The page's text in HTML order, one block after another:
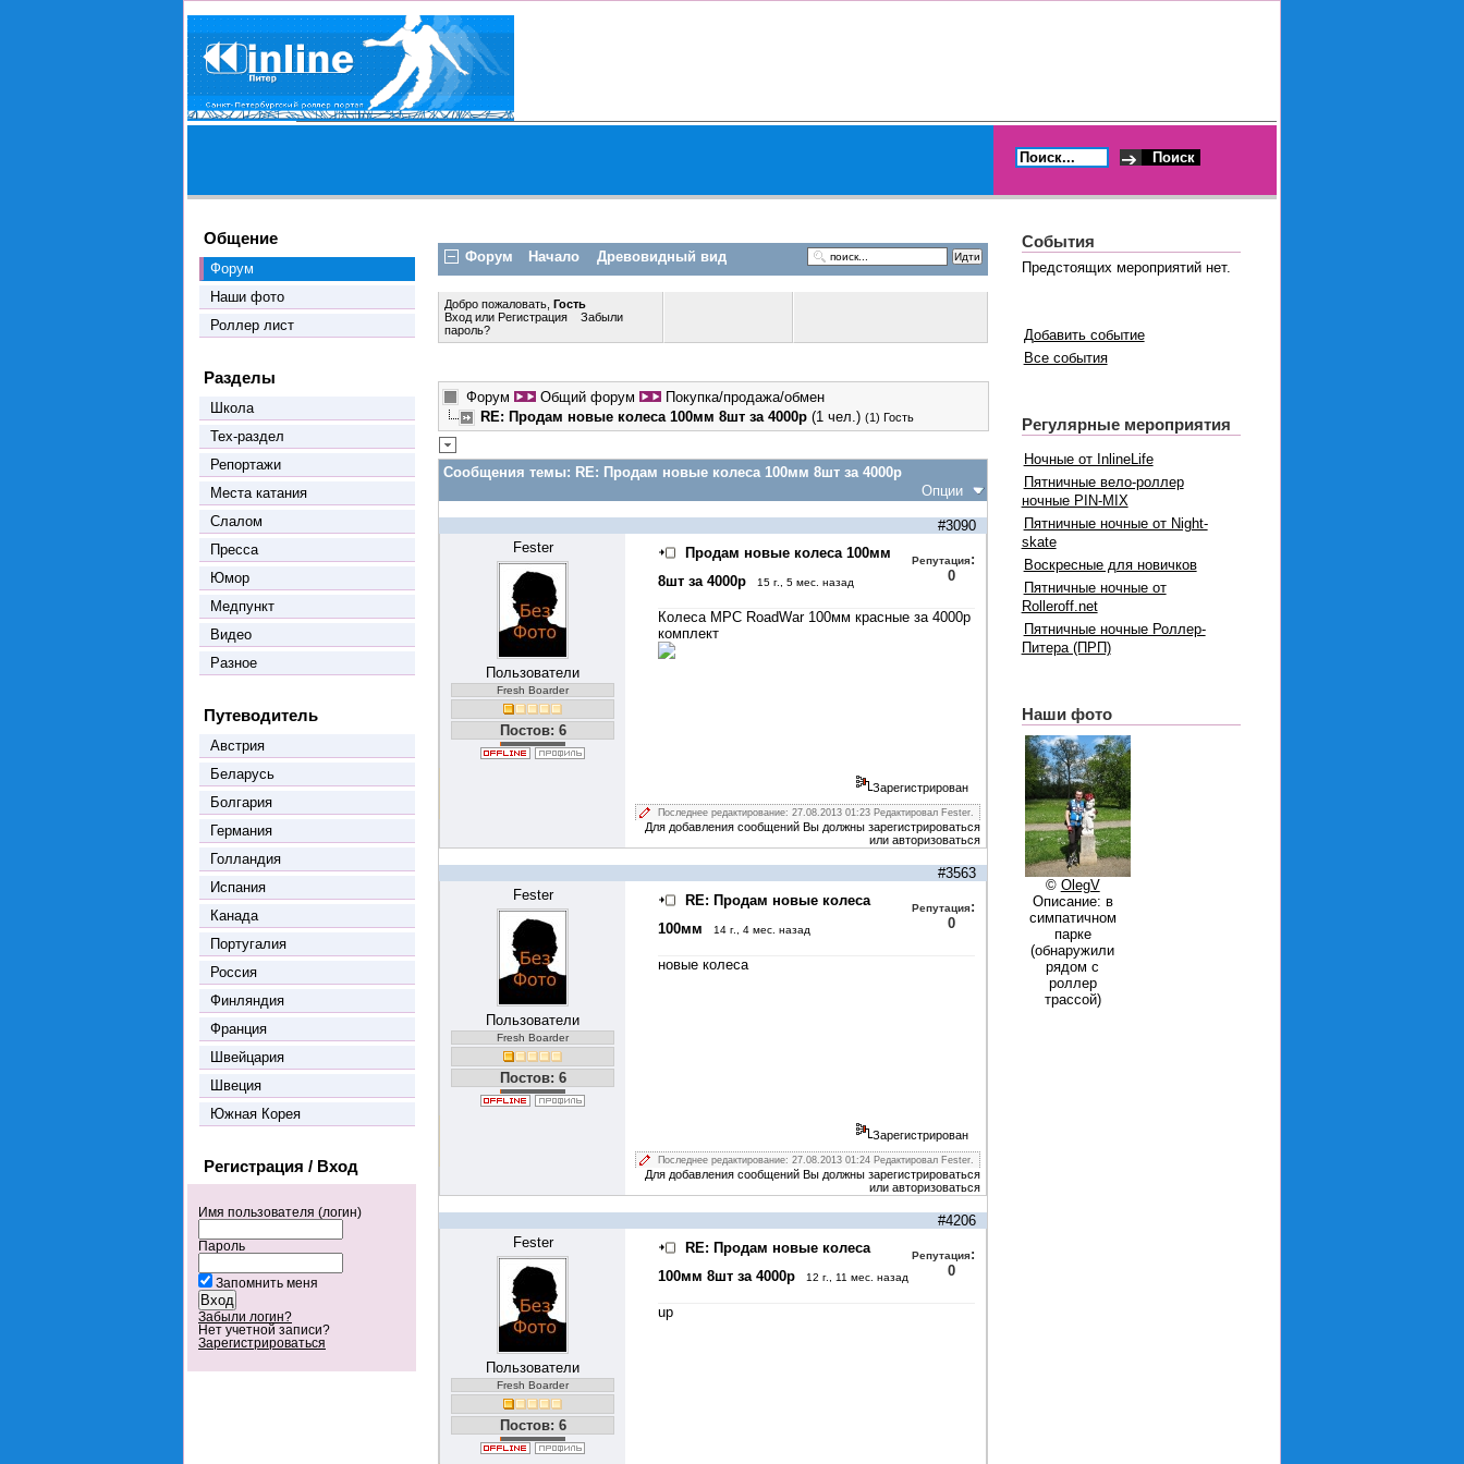
Общение
Форум
Наши фото
Роллер лист
Разделы
Школа
Тех-раздел
Репортажи
Места катания
Слалом
Пресса
Юмор
Медпункт
Видео
Разное
Путеводитель
Австрия
Беларусь
Болгария
Германия
Голландия
Испания
Канада
Португалия
Россия
Финляндия
Франция
Швейцария
Швеция
Южная Корея
Регистрация / Вход
Имя пользователя (логин)
Пароль
Запомнить меня
Забыли логин?
Нет учетной записи?
Зарегистрироваться
Форум Начало Древовидный вид
Добро пожаловать, Гость
Вход или Регистрация
Забыли
пароль?
Форум Общий форум
Покупка/продажа/обмен
RE: Продам новые колеса 100мм 8шт за 4000р (1 чел.) (1) Гость
Сообщения темы: RE: Продам новые колеса 100мм 8шт за 4000р
Опции
#3090
Fester
Пользователи
Fresh Boarder
Постов: 6
Продам новые колеса 100мм
8шт за 4000р
15 г., 5 мес. назад
Репутация:
0
Колеса MPC RoadWar 100мм красныe за 4000р
комплект
Зарегистрирован
Последнее редактирование: 27.08.2013 01:23 Редактировал Fester.
Для добавления сообщений Вы должны зарегистрироваться
или авторизоваться
#3563
Fester
Пользователи
Fresh Boarder
Постов: 6
RE: Продам новые колеса
100мм
14 г., 4 мес. назад
Репутация:
0
новые колеса
Зарегистрирован
Последнее редактирование: 27.08.2013 01:24 Редактировал Fester.
Для добавления сообщений Вы должны зарегистрироваться
или авторизоваться
#4206
Fester
Пользователи
Fresh Boarder
Постов: 6
RE: Продам новые колеса
100мм 8шт за 4000р
12 г., 11 мес. назад
Репутация:
0
up
События
Предстоящих мероприятий нет.
Добавить событие
Все события
Регулярные мероприятия
Ночные от InlineLife
Пятничные вело-роллер
ночные PIN-MIX
Пятничные ночные от Night-
skate
Воскресные для новичков
Пятничные ночные от
Rolleroff.net
Пятничные ночные Роллер-
Питера (ПРП)
Наши фото
© OlegV
Описание: в
симпатичном
парке
(обнаружили
рядом с
роллер
трассой)